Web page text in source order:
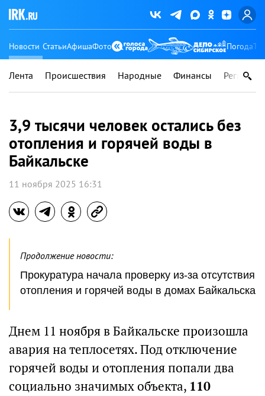
Новости СтатьиАфишаФото Погода
Лента Происшествия Народные Финансы Регионы
3,9 тысячи человек остались без
отопления и горячей воды в
Байкальске
11 ноября 2025 16:31
Продолжение новости:
Прокуратура начала проверку из-за отсутствия
отопления и горячей воды в домах Байкальска
Днем 11 ноября в Байкальске произошла
авария на теплосетях. Под отключение
горячей воды и отопления попали два
социально значимых объекта, 110